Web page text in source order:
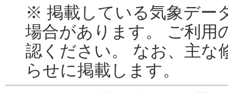
※ 掲載している気象デー
場合があります。 ご利用
認ください。 なお、主な
らせに掲載します。